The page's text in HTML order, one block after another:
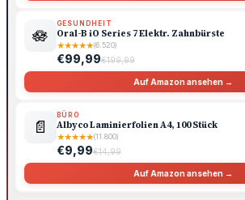
🪷
GESUNDHEIT
Oral-B iO Series 7 Elektr. Zahnbürste
★★★★★(6.520)
€99,99€199,99
Auf Amazon ansehen →
📄
BÜRO
Albyco Laminierfolien A4, 100 Stück
★★★★★(11.800)
€9,99€14,99
Auf Amazon ansehen →